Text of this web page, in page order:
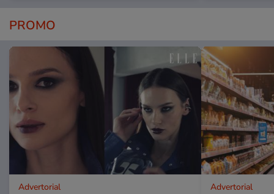
PROMO
Advertorial Advertorial